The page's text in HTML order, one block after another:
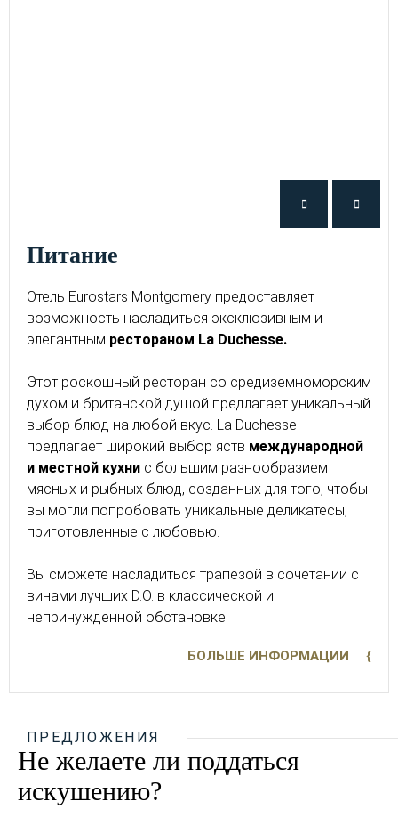
питание
Отель Eurostars Montgomery предоставляет
возможность насладиться эксклюзивным и
элегантным рестораном La Duchesse.
Этот роскошный ресторан со средиземноморским
духом и британской душой предлагает уникальный
выбор блюд на любой вкус. La Duchesse
предлагает широкий выбор яств международной
и местной кухни с большим разнообразием
мясных и рыбных блюд, созданных для того, чтобы
вы могли попробовать уникальные деликатесы,
приготовленные с любовью.
Вы сможете насладиться трапезой в сочетании с
винами лучших D.O. в классической и
непринужденной обстановке.
БОЛЬШЕ ИНФОРМАЦИИ
ПРЕДЛОЖЕНИЯ
Не желаете ли поддаться
искушению?